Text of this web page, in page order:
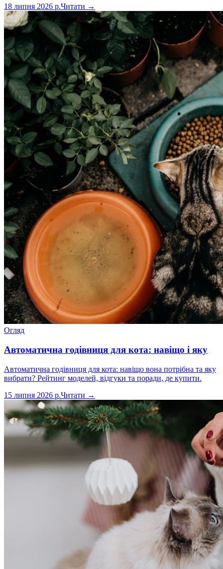
18 липня 2026 р.Читати →
Огляд
Автоматична годівниця для кота: навіщо і яку
Автоматична годівниця для кота: навіщо вона потрібна та яку
вибрати? Рейтинг моделей, відгуки та поради, де купити.
15 липня 2026 р.Читати →